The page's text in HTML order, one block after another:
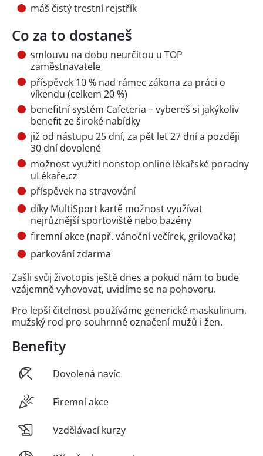
máš čistý trestní rejstřík
Co za to dostaneš
smlouvu na dobu neurčitou u TOP
zaměstnavatele
příspěvek 10 % nad rámec zákona za práci o
víkendu (celkem 20 %)
benefitní systém Cafeteria – vybereš si jakýkoliv
benefit ze široké nabídky
již od nástupu 25 dní, za pět let 27 dní a později
30 dní dovolené
možnost využití nonstop online lékařské poradny
uLékaře.cz
příspěvek na stravování
díky MultiSport kartě možnost využívat
nejrůznější sportoviště nebo bazény
firemní akce (např. vánoční večírek, grilovačka)
parkování zdarma
Zašli svůj životopis ještě dnes a pokud nám to bude
vzájemně vyhovovat, uvidíme se na pohovoru.
Pro lepší čitelnost používáme generické maskulinum,
mužský rod pro souhrnné označení mužů i žen.
Benefity
Dovolená navíc
Firemní akce
Vzdělávací kurzy